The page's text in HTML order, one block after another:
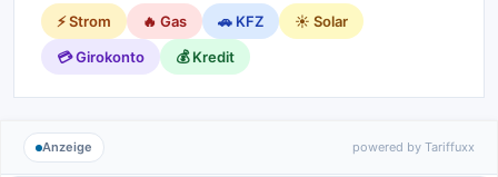
⚡ Strom 🔥 Gas 🚗 KFZ
☀️ Solar
💳 Girokonto
💰 Kredit
Anzeige powered by Tariffuxx